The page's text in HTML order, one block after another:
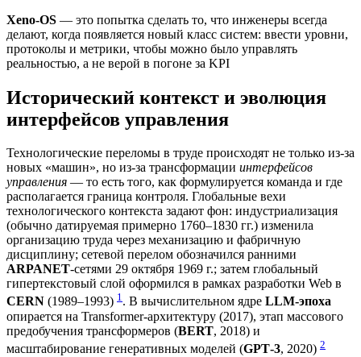
Xeno-OS — это попытка сделать то, что инженеры всегда
делают, когда появляется новый класс систем: ввести уровни,
протоколы и метрики, чтобы можно было управлять
реальностью, а не верой в погоне за KPI
Исторический контекст и эволюция
интерфейсов управления
Технологические переломы в труде происходят не только из‑за
новых «машин», но из‑за трансформации интерфейсов
управления — то есть того, как формулируется команда и где
располагается граница контроля. Глобальные вехи
технологического контекста задают фон: индустриализация
(обычно датируемая примерно 1760–1830 гг.) изменила
организацию труда через механизацию и фабричную
дисциплину; сетевой перелом обозначился ранними
ARPANET‑сетями 29 октября 1969 г.; затем глобальный
гипертекстовый слой оформился в рамках разработки Web в
CERN (1989–1993) 1. В вычислительном ядре LLM‑эпоха
опирается на Transformer‑архитектуру (2017), этап массового
предобучения трансформеров (BERT, 2018) и
масштабирование генеративных моделей (GPT‑3, 2020) 2